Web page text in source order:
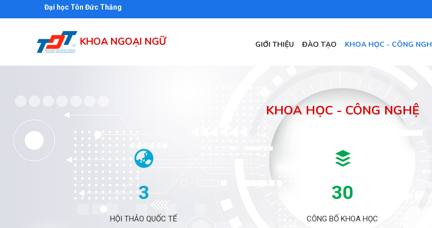
đến
Đại học Tôn Đức Thắng
KHOA NGOẠI NGỮ MAIN
NAVIGATION
GIỚI THIỆU ĐÀO TẠO KHOA HỌC - CÔNG
KHOA HỌC - CÔNG NGHỆ
3
HỘI THẢO QUỐC TẾ
30
CÔNG BỐ KHOA HỌC